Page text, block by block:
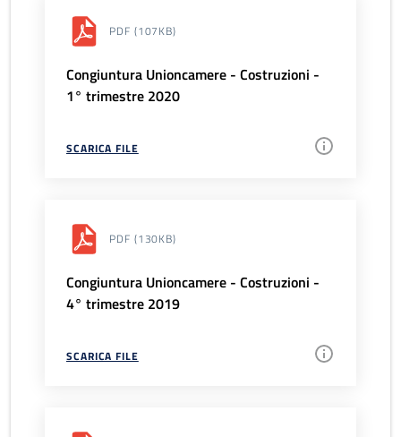
PDF (107KB)
Congiuntura Unioncamere - Costruzioni -
1° trimestre 2020
SCARICA FILE
PDF (130KB)
Congiuntura Unioncamere - Costruzioni -
4° trimestre 2019
SCARICA FILE